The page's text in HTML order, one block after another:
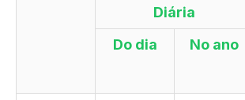
Diária
Do dia
No ano